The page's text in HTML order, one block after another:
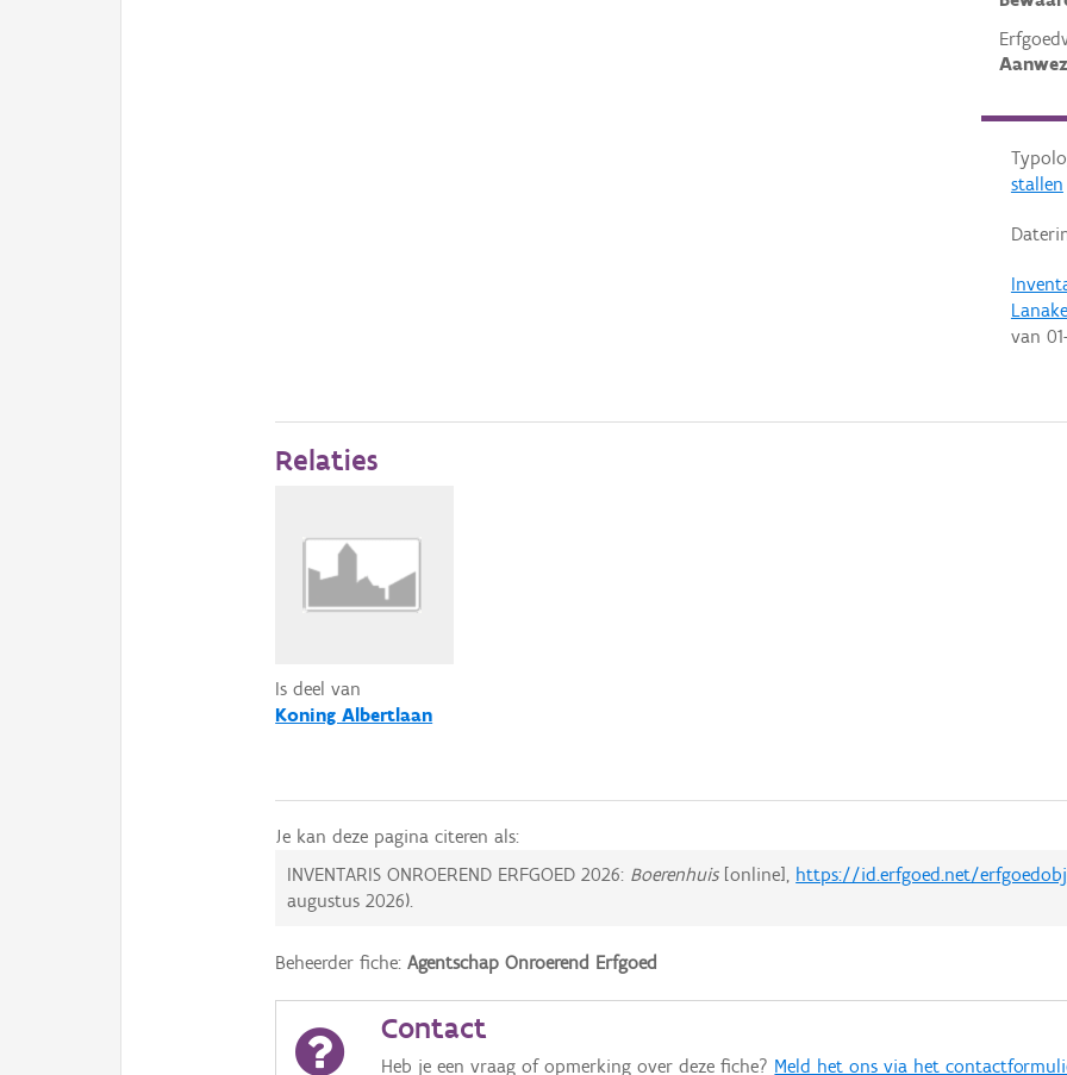
stallen
van
Relaties
Is deel van
Koning Albertlaan
Je kan deze pagina citeren als:
INVENTARIS ONROEREND ERFGOED 2026: Boerenhuis[online], https://id.erfgoed.net/
augustus 2026).
Beheerder fiche:Agentschap Onroerend Erfgoed
Contact
Heb je een vraag of opmerking over deze fiche? Meld het ons via het